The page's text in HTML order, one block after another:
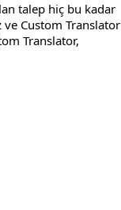
talep hiç bu kadar
ve Custom Translator
Translator,